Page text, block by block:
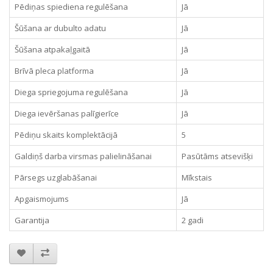
Pēdiņas spiediena regulēšana
Jā
Šūšana ar dubulto adatu
Jā
Šūšana atpakaļgaitā
Jā
Brīvā pleca platforma
Jā
Diega spriegojuma regulēšana
Jā
Diega ievēršanas palīgierīce
Jā
Pēdiņu skaits komplektācijā
5
Galdiņš darba virsmas palielināšanai
Pasūtāms atsevišķi
Pārsegs uzglabāšanai
Mīkstais
Apgaismojums
Jā
Garantija
2 gadi